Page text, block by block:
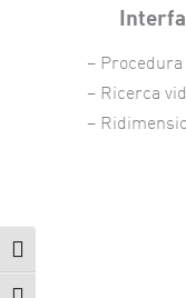
Attiva/disattiva alto
–
– Ricerca
–